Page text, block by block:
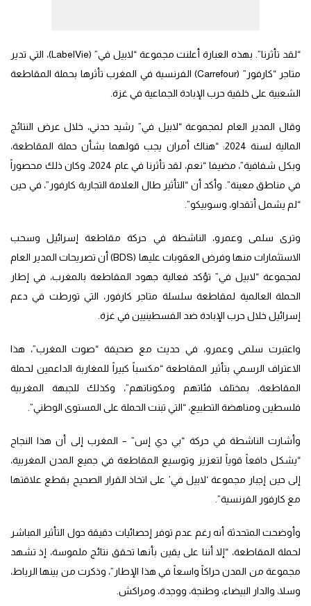
“لقد تأثرنا”. بهذه العبارة أعلنت مجموعة “لابيل في” (LabelVie)، التي تدير
متاجر “كارفور” (Carrefour) الفرنسية في المغرب تأثرها بحملة المقاطعة
الشعبية على خلفية حرب الإبادة الجماعية في غزة.
وقال المدير العام لمجموعة “لابيل في” رشيد حدني، خلال عرض النتائج
المالية لسنة 2024: “هناك أمران يجب قولهما بشأن حملة المقاطعة،
وبكل شفافية”، مضيفا “نعم، لقد تأثرنا في عام 2024، وكان ذلك محصوراً
في مناطق معينة”. وأكد أن “التأثير طال العلامة التجارية كارفور”، في حين
“لم يشمل أتقداو، وسوبيكو”.
وترى سلمى وعمرو، الناشطة في حركة مقاطعة إسرائيل وسحب
الاستثمارات منها وفرض العقوبات عليها (BDS) أن تصريحات المدير العام
لمجموعة “لابيل في” تؤكد فعالية جهود المقاطعة بالمغرب، في إطار
الحملة العالمية لمقاطعة سلسلة متاجر كارفور، التي تورطت في دعم
إسرائيل خلال حرب الإبادة ضد الفسطينيين في غزة.
واعتبرت سلمى وعمرو، في حديث مع صحيفة “صوت المغرب”، هذا
الاعتراف الرسمي بتأثير المقاطعة “مكسباً كبيراً للمغاربة الداعمين لحملة
المقاطعة، بمختلف فئاتهم ومكوناتهم”، وكذلك للجبهة المغربية
فلسطين ومناهضة التطبيع، “التي تبنت الحملة على المستوى الوطني”.
وأشارت الناشطة في حركة “بي دي إس” – المغرب إلى أن هذا النجاح
“يشكل دافعاً قوياً لتعزيز وتوسيع المقاطعة في جميع المدن المغربية،
إلى حين إجبار مجموعة ‘لابيل في’ على اتخاذ القرار الصحيح بقطع علاقتها
مع كارفور الفرنسية”.
وأوضحت المتحدثة أنه رغم عدم توفر إحصائيات دقيقة حول التأثير المباشر
لحملة المقاطعة، “إلا أننا على يقين بأنها تحقق نتائج ملموسة، إذ تشهد
مجموعة من المدن حراكاً واسعاً في هذا الإطار”، وذكرت من بينها الرباط،
وسلا، والدار البيضاء، وطنجة، ووجدة، ومراكش.